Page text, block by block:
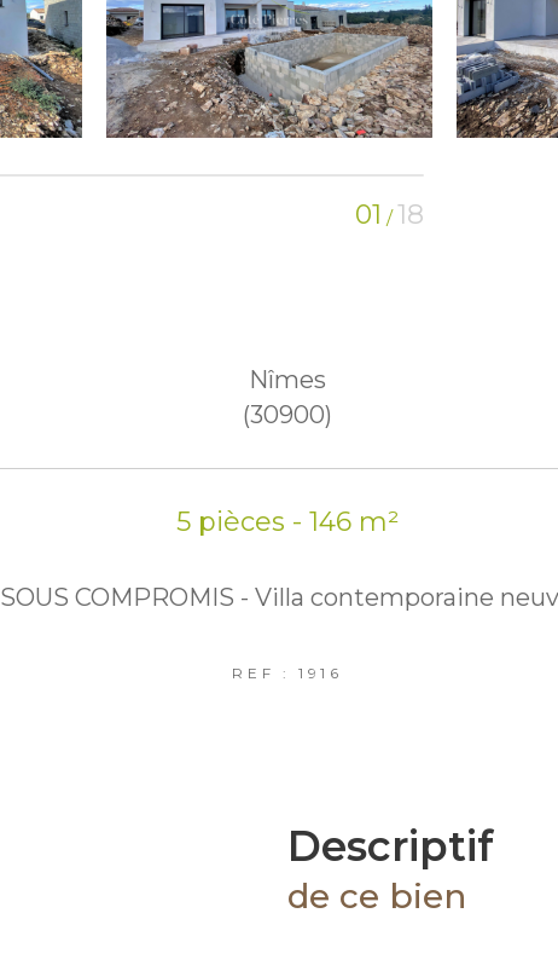
01 /18
Nîmes
(30900)
5 pièces - 146 m²
SOUS COMPROMIS - Villa contemporaine
REF : 1916
descriptif
de ce bien